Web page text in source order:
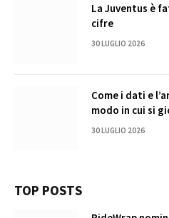
La Juventus è
cifre
30 LUGLIO 2026
Come i dati e
modo in cui si
30 LUGLIO 2026
TOP POSTS